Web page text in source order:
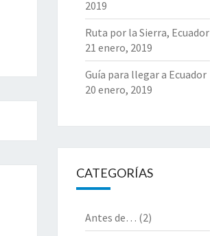
2019
Ruta por la Sierra, Ecuador
21 enero, 2019
Guía para llegar a Ecuador
20 enero, 2019
CATEGORÍAS
Antes de… (2)